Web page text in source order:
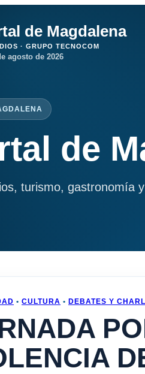
de Magdalena
· GRUPO TECNOCOM
agosto de 2026
de
turismo, gastronomía
• CULTURA • DEBATES Y